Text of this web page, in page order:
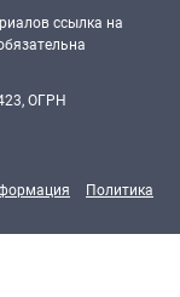
ссылка на
ОГРН
Политика